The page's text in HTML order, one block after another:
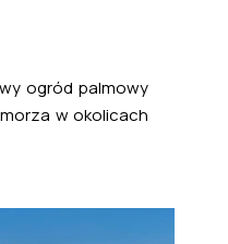
ogród palmowy
w okolicach